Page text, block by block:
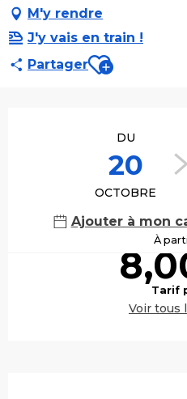
M'y rendre
J'y vais en train !
PartagerAjouter aux
DU
20
OCTOBRE
Ajouter à mon
À
Tarif
Voir tous